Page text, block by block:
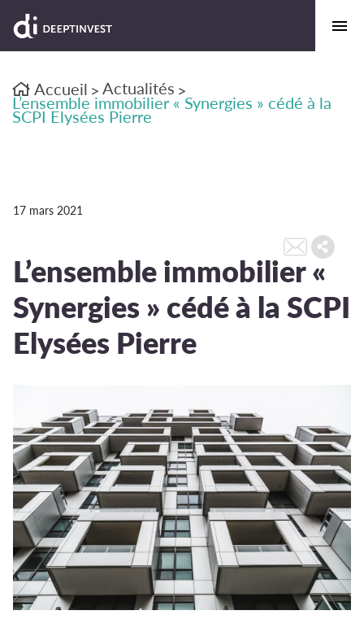
Accueil > Actualités >
L’ensemble immobilier « Synergies » cédé à la
SCPI Elysées Pierre
17 mars 2021
L’ensemble immobilier «
Synergies » cédé à la SCPI
Elysées Pierre